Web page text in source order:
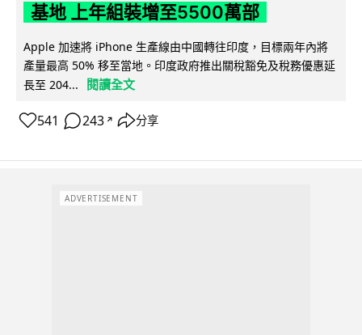
基地 上年組裝增至5500萬部
Apple 加速將 iPhone 生產線由中國轉往印度，目標兩年內將
產量最高 50% 移至當地。印度政府推出關稅豁免及稅務優惠延
長至 204...
閱讀全文
541 243 ↗ 分享
ADVERTISEMENT